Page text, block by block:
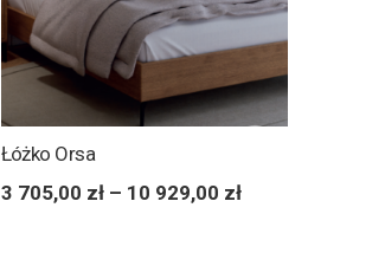
Łóżko Orsa
3 705,00 zł– 10 929,00 zł